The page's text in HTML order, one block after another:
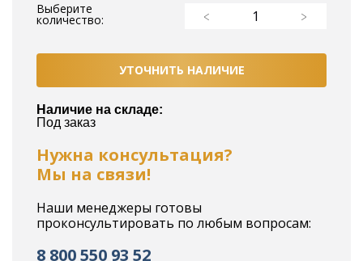
Выберите
количество:
УТОЧНИТЬ НАЛИЧИЕ
Наличие на складе:
Под заказ
Нужна консультация?
Мы на связи!
Наши менеджеры готовы
проконсультировать по любым вопросам:
8 800 550 93 52